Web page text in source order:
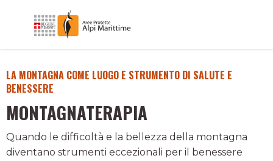
LA MONTAGNA COME LUOGO E STRUMENTO DI SALUTE E
BENESSERE
MONTAGNATERAPIA
Quando le difficoltà e la bellezza della montagna
diventano strumenti eccezionali per il benessere